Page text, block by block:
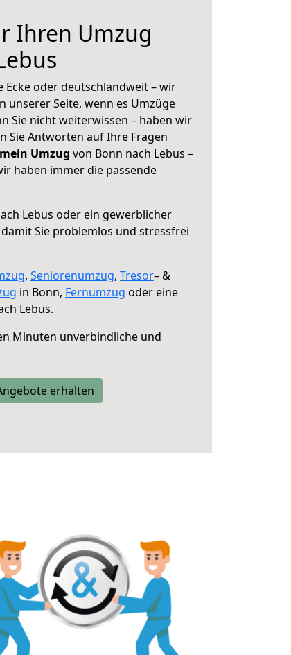
Ihren Umzug
Ecke oder deutschlandweit – wir
unserer Seite, wenn es Umzüge
Sie nicht weiterwissen – haben wir
Sie Antworten auf Ihre Fragen
Umzug von Bonn nach Lebus –
haben immer die passende
Lebus oder ein gewerblicher
damit Sie problemlos und stressfrei
, Seniorenumzug, Tresor– &
in Bonn, Fernumzug oder eine
Lebus.
Minuten unverbindliche und
erhalten